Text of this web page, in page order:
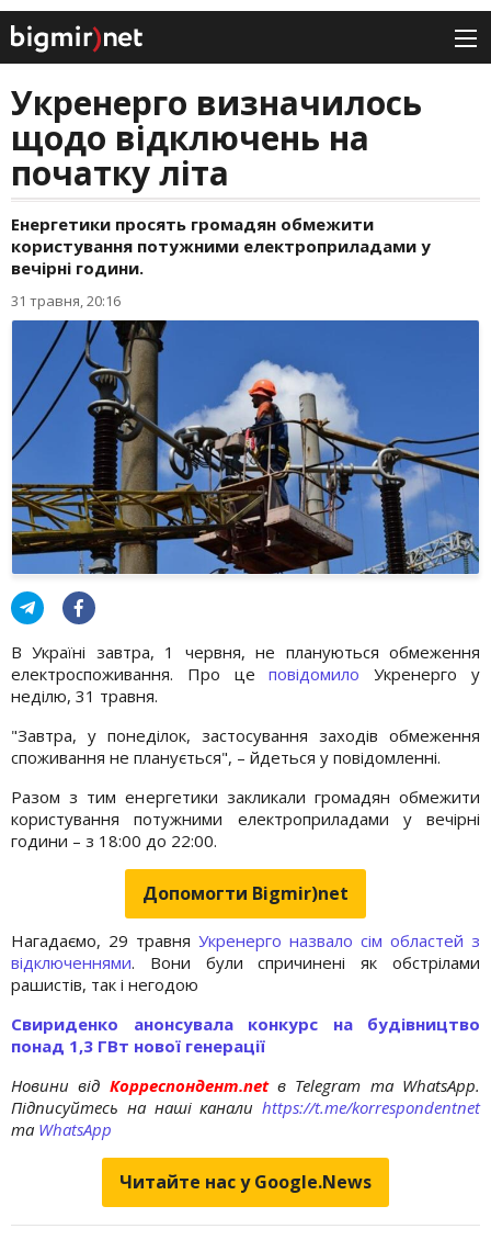
Укренерго визначилось
щодо відключень на
початку літа
Енергетики просять громадян обмежити
користування потужними електроприладами у
вечірні години.
31 травня, 20:16
В Україні завтра, 1 червня, не плануються обмеження
електроспоживання. Про цеповідомило Укренерго у
неділю, 31 травня.
"Завтра, у понеділок, застосування заходів обмеження
споживання не планується", – йдеться у повідомленні.
Разом з тим енергетики закликали громадян обмежити
користування потужними електроприладами у вечірні
години – з 18:00 до 22:00.
Допомогти Bigmir)net
Нагадаємо, 29 травня Укренерго назвало сім областей з
відключеннями. Вони були спричинені як обстрілами
рашистів, так і негодою
Cвириденко анонсувала конкурс на будівництво
понад 1,3 ГВт нової генерації
Новини від Корреспондент.netв Telegram та WhatsApp.
Підписуйтесь на наші канали https://t.me/korrespondentnet
та WhatsApp
Читайте нас у Google.News